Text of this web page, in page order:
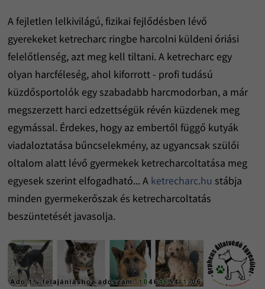
A fejletlen lelkivilágú, fizikai fejlődésben lévő
gyerekeket ketrecharc ringbe harcolni küldeni óriási
felelőtlenség, azt meg kell tiltani. A ketrecharc egy
olyan harcféleség, ahol kiforrott - profi tudású
küzdősportolók egy szabadabb harcmodorban, a már
megszerzett harci edzettségük révén küzdenek meg
egymással. Érdekes, hogy az embertől függő kutyák
viadaloztatása bűncselekmény, az ugyancsak szülői
oltalom alatt lévő gyermekek ketrecharcoltatása meg
egyesek szerint elfogadható... A ketrecharc.hu stábja
minden gyermekerőszak és ketrecharcoltatás
beszüntetését javasolja.